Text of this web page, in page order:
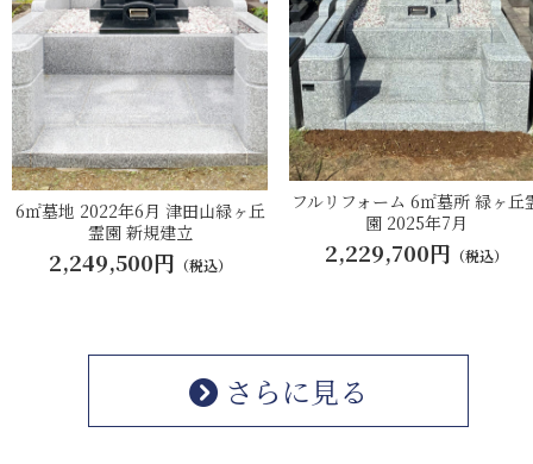
6㎡墓地 2022年6月 津田山緑ヶ丘
霊園 新規建立
2,249,500円 （税込）
フルリフォーム 6㎡墓所 緑ヶ丘
園 2025年7月
2,229,700円 （税込）
さらに見る